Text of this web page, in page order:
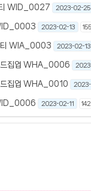
티 WID_0027 2023-02-25
2023-02-13 155
티 WIA_0003 2023-02-13
드집업 WHA_0006
드집업 WHA_0010
2023-02-11 142